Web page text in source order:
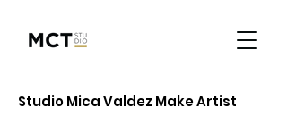
Studio Mica Valdez Make Artist